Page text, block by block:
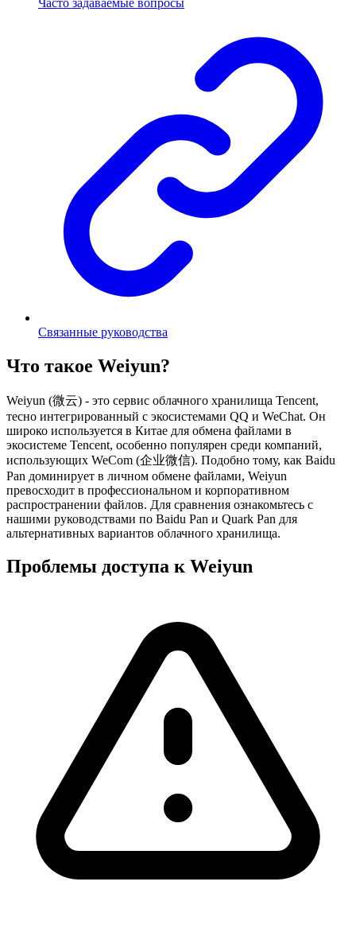
Связанные руководства
Что такое Weiyun?
Weiyun (微云) - это сервис облачного хранилища Tencent,
тесно интегрированный с экосистемами QQ и WeChat. Он
широко используется в Китае для обмена файлами в
экосистеме Tencent, особенно популярен среди компаний,
использующих WeCom (企业微信). Подобно тому, как Baidu
Pan доминирует в личном обмене файлами, Weiyun
превосходит в профессиональном и корпоративном
распространении файлов. Для сравнения ознакомьтесь с
нашими руководствами по Baidu Pan и Quark Pan для
альтернативных вариантов облачного хранилища.
Проблемы доступа к Weiyun